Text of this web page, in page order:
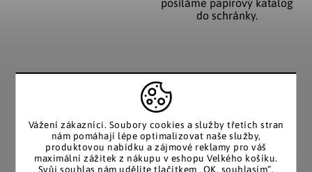
Vážení zákazníci. Soubory cookies a služby třetích stran
nám pomáhají lépe optimalizovat naše služby,
produktovou nabídku a zájmové reklamy pro váš
maximální zážitek z nákupu v eshopu Velkého košíku.
Svůj souhlas nám udělíte tlačítkem „OK, souhlasím“.
posíláme papírový katalog
do schránky.
Pozitivní ohlasy
Za desítky let na trhu jsme
nasbírali stovky tisíc
spokojených zákazníků.
EU distribuce
Z českých skladů pro české
zákazníky. Značkové zboží
se zárukou původu.